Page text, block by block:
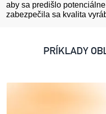
aby sa predišlo
zabezpečila sa kvalita
PRÍKLADY